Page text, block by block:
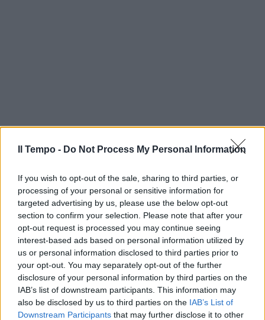
Il Tempo - Do Not Process My Personal Information
If you wish to opt-out of the sale, sharing to third parties, or
processing of your personal or sensitive information for
targeted advertising by us, please use the below opt-out
section to confirm your selection. Please note that after your
opt-out request is processed you may continue seeing
interest-based ads based on personal information utilized by
us or personal information disclosed to third parties prior to
your opt-out. You may separately opt-out of the further
disclosure of your personal information by third parties on the
IAB’s list of downstream participants. This information may
also be disclosed by us to third parties on the IAB’s List of
Downstream Participants that may further disclose it to other
In evidenza